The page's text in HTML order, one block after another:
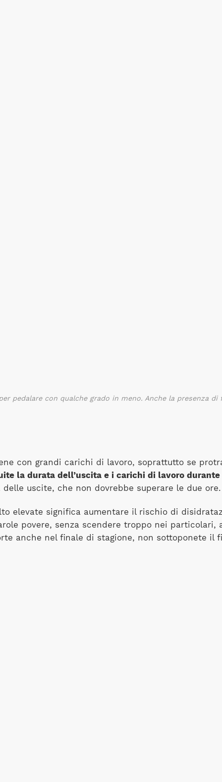
pedalare con qualche grado in meno. Anche la presenza
con grandi carichi di lavoro, soprattutto se
la durata dell’uscita e i carichi di lavoro
uscite, che non dovrebbe superare le due ore.
elevate significa aumentare il rischio di
povere, senza scendere troppo nei
anche nel finale di stagione, non sottoponete il